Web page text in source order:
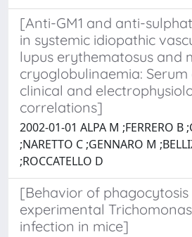
[Anti-GM1 and anti-
in systemic idiopathic
lupus erythematosus and
cryoglobulinaemia:
clinical and
correlations]
2002-01-01 ALPA M ;FERRERO B
;NARETTO C ;GENNARO M
;ROCCATELLO D
[Behavior of phagocytosis
experimental
infection in mice]